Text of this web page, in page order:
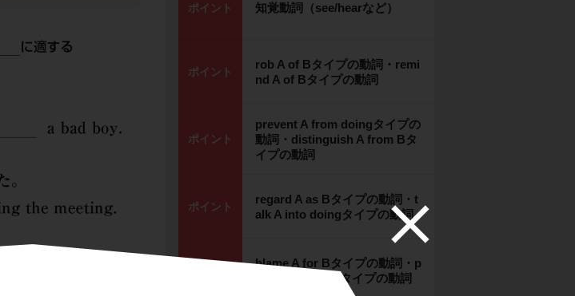
ポイント 知覚動詞（see/hearなど）
ポイント
rob A of Bタイプの動詞・remi
nd A of Bタイプの動詞
ポイント
prevent A from doingタイプの
動詞・distinguish A from Bタ
イプの動詞
ポイント
regard A as Bタイプの動詞・t
alk A into doingタイプの動詞
blame A for Bタイプの動詞・p
rovide A with Bタイプの動詞